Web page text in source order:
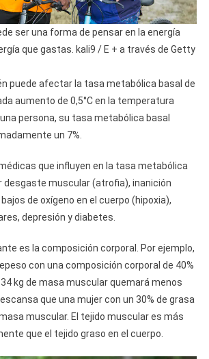
ser una forma de pensar en la energía
que gastas. kali9 / E + a través de Getty
puede afectar la tasa metabólica basal de
aumento de 0,5°C en la temperatura
persona, su tasa metabólica basal
un 7%.
que influyen en la tasa metabólica
desgaste muscular (atrofia), inanición
de oxígeno en el cuerpo (hipoxia),
depresión y diabetes.
es la composición corporal. Por ejemplo,
con una composición corporal de 40%
kg de masa muscular quemará menos
que una mujer con un 30% de grasa
muscular. El tejido muscular es más
que el tejido graso en el cuerpo.